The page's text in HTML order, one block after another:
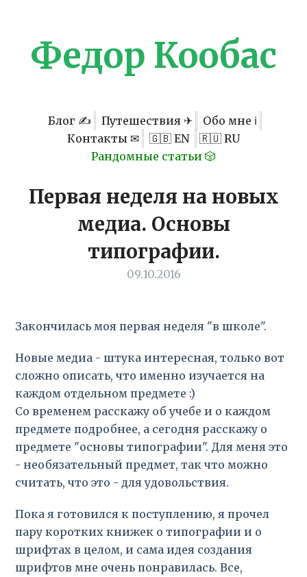
Федор Кообас
Блог ✍ Путешествия ✈
Обо мне ℹ
Контакты ✉
🇬🇧 EN
🇷🇺 RU
Рандомные статьи 🎲
Первая неделя на новых
медиа. Основы
типографии.
09.10.2016
Закончилась моя первая неделя "в школе".
Новые медиа - штука интересная, только вот
сложно описать, что именно изучается на
каждом отдельном предмете :)
Со временем расскажу об учебе и о каждом
предмете подробнее, а сегодня расскажу о
предмете "основы типографии". Для меня это
- необязательный предмет, так что можно
считать, что это - для удовольствия.
Пока я готовился к поступлению, я прочел
пару коротких книжек о типографии и о
шрифтах в целом, и сама идея создания
шрифтов мне очень понравилась. Все,